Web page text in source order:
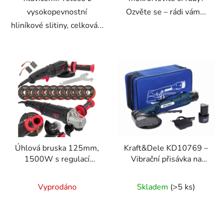
vysokopevnostní
hliníkové slitiny, celková...
Ozvěte se – rádi vám...
Úhlová bruska 125mm,
1500W s regulací
Vyprodáno
Kraft&Dele KD10769 –
Vibrační přisávka na
Skladem (>5 ks)